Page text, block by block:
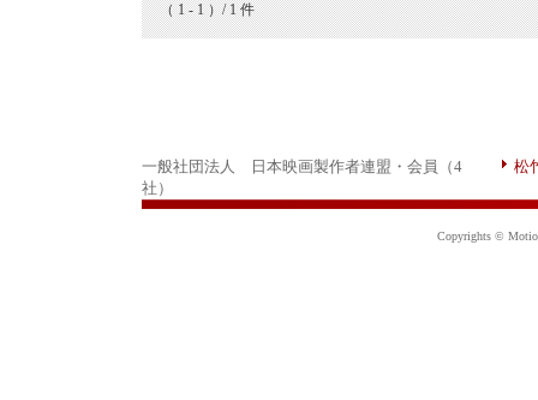
（ 1 - 1 ）/ 1 件
一般社団法人 日本映画製作者連盟・会員（4
社）
松
Copyrights ©